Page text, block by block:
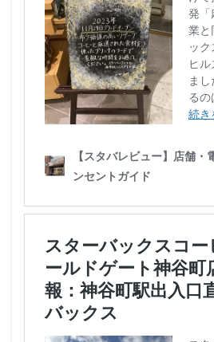
藤沢市 藤沢駅 蘇我
虎ノ門ヒルズ 虎ノ門ヒルズステ
虎ノ門駅 表参道 西千葉
西国分寺 西新井 西新宿
西武新宿線 西武新宿駅 西
赤坂 赤坂インターシティAIR
赤坂溜池タワー 赤坂見附
越谷レイクタウン 足柄サービス
都営新宿線 都庁前駅 都
都築パーキングエリア 酒々井
金町 金町駅 銀座 銀
銀座コリドー通り